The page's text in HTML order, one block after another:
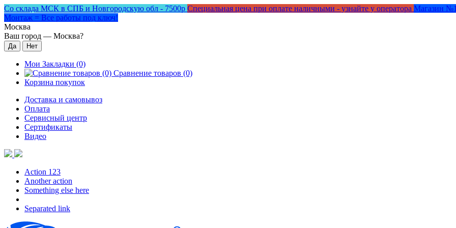
Со склада МСК в СПБ и Новгородскую обл - 7500р Специальная цена при оплате наличными - узнайте у оператора Магазин
Монтаж = Все работы под ключ!
Москва
Ваш город — Москва?
Мои Закладки (0)
Сравнение товаров (0)
Корзина покупок
Доставка и самовывоз
Оплата
Сервисный центр
Сертификаты
Видео
Action 123
Another action
Something else here
Separated link